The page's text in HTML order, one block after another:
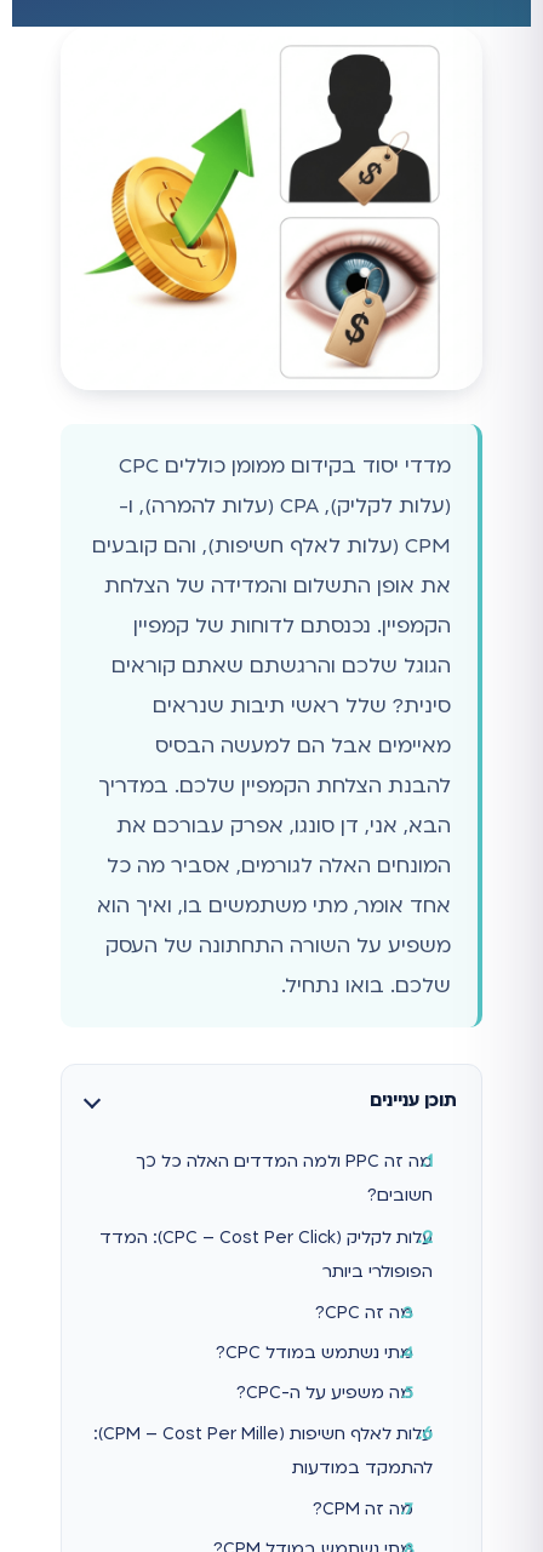
מדדי יסוד בקידום ממומן כוללים CPC
(עלות לקליק), CPA (עלות להמרה), ו-
CPM (עלות לאלף חשיפות), והם קובעים
את אופן התשלום והמדידה של הצלחת
הקמפיין. נכנסתם לדוחות של קמפיין
הגוגל שלכם והרגשתם שאתם קוראים
סינית? שלל ראשי תיבות שנראים
מאיימים אבל הם למעשה הבסיס
להבנת הצלחת הקמפיין שלכם. במדריך
הבא, אני, דן סונגו, אפרק עבורכם את
המונחים האלה לגורמים, אסביר מה כל
אחד אומר, מתי משתמשים בו, ואיך הוא
משפיע על השורה התחתונה של העסק
שלכם. בואו נתחיל.
תוכן עניינים
מה זה PPC ולמה המדדים האלה כל כך
חשובים?
עלות לקליק (CPC – Cost Per Click): המדד
הפופולרי ביותר
מה זה CPC?
מתי נשתמש במודל CPC?
מה משפיע על ה-CPC?
עלות לאלף חשיפות (CPM – Cost Per Mille):
להתמקד במודעות
מה זה CPM?